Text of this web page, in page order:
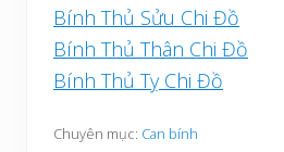
Bính Thủ Sửu Chi Đồ
Bính Thủ Thân Chi Đồ
Bính Thủ Tỵ Chi Đồ
Chuyên mục: Can bính